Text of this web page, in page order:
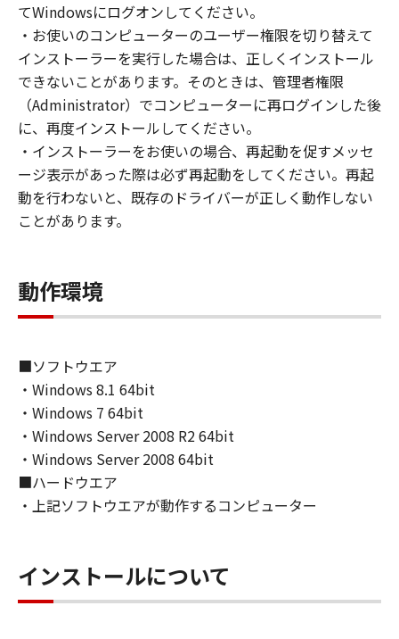
２．制限
(1) お客様は、再使用許諾、譲渡、販売、頒
布、リースもしくは貸与その他の方法により、
第三者に「本ソフトウェア」を使用させること
はできません。
(2) お客様は、「本ソフトウェア」の全部また
は一部を修正、改変、逆コンパイル、逆アセン
ブル、その他リバースエンジニアリング等する
ことはできません。また第三者にこのような行
為をさせてはなりません。
お客様は、「本ソフトウェア」に含まれるキヤ
ノンまたはキヤノンのライセンサーの著作権表
４．所有権
「本ソフトウェア」に係る権原および所有権
は、その内容によりキヤノンまたはキヤノンの
ライセンサーに帰属します。
５．輸出
トウェア」の全部または一部を、直接または間
接に輸出してはなりません。
てWindowsにログオンしてください。
・お使いのコンピューターのユーザー権限を切り替えて
インストーラーを実行した場合は、正しくインストール
できないことがあります。そのときは、管理者権限
（Administrator）でコンピューターに再ログインした後
に、再度インストールしてください。
・インストーラーをお使いの場合、再起動を促すメッセ
ージ表示があった際は必ず再起動をしてください。再起
動を行わないと、既存のドライバーが正しく動作しない
ことがあります。
動作環境
■ソフトウエア
・Windows 8.1 64bit
・Windows 7 64bit
・Windows Server 2008 R2 64bit
・Windows Server 2008 64bit
■ハードウエア
・上記ソフトウエアが動作するコンピューター
インストールについて